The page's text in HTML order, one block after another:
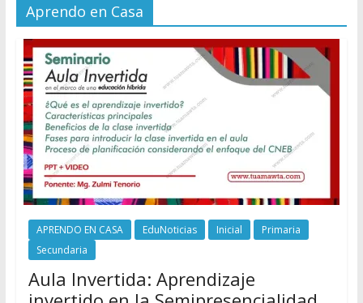
Aprendo en Casa
APRENDO EN CASA EduNoticias Inicial
Primaria
Secundaria
Aula Invertida: Aprendizaje